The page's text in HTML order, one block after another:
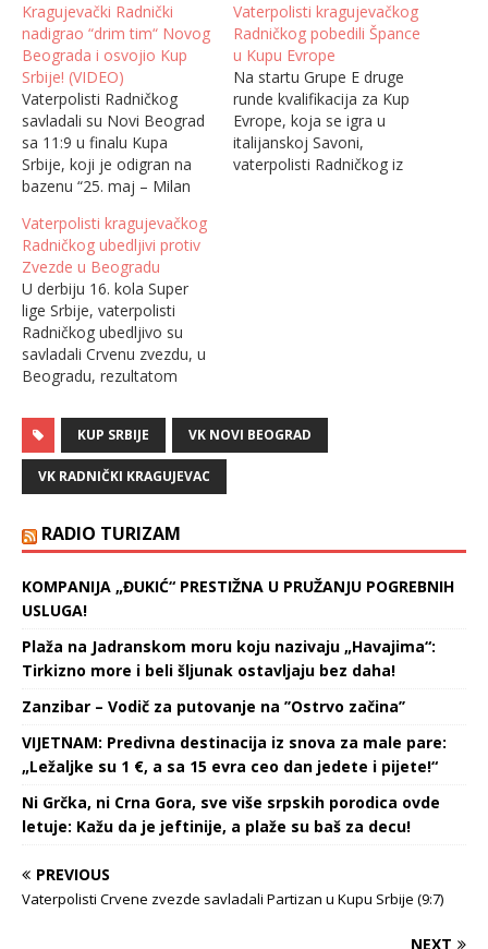
Kragujevački Radnički
nadigrao “drim tim“ Novog
Beograda i osvojio Kup
Srbije! (VIDEO)
Vaterpolisti Radničkog
savladali su Novi Beograd
sa 11:9 u finalu Kupa
Srbije, koji je odigran na
bazenu “25. maj – Milan
vaterpolo predstava dva
rivala u finalu Kupa. Velika
borba, puno plivanja,
ključalo je u bazenu na
Dorćolu. Favorizovani
Novi Beograd je sjajno
krenuo, usledio je
preokret…
Vaterpolisti kragujevačkog
Radničkog pobedili Špance
u Kupu Evrope
Na startu Grupe E druge
runde kvalifikacija za Kup
Evrope, koja se igra u
italijanskoj Savoni,
vaterpolisti Radničkog iz
Vaterpolisti kragujevačkog
Radničkog ubedljivi protiv
Zvezde u Beogradu
U derbiju 16. kola Super
lige Srbije, vaterpolisti
Radničkog ubedljivo su
savladali Crvenu zvezdu, u
Beogradu, rezultatom
revanširali za poraz u
finalu Kupa. Kragujevčani
su zadržali pet bodova
prednosti nad Novim
imaće šansu da overe
prvo mesto u ligaškom
KUP SRBIJE VK NOVI BEOGRAD
VK RADNIČKI KRAGUJEVAC
RADIO TURIZAM
KOMPANIJA „ĐUKIĆ“ PRESTIŽNA U PRUŽANJU POGREBNIH
USLUGA!
Plaža na Jadranskom moru koju nazivaju „Havajima“:
Tirkizno more i beli šljunak ostavljaju bez daha!
Zanzibar – Vodič za putovanje na ’’Ostrvo začina’’
VIJETNAM: Predivna destinacija iz snova za male pare:
„Ležaljke su 1 €, a sa 15 evra ceo dan jedete i pijete!“
Ni Grčka, ni Crna Gora, sve više srpskih porodica ovde
letuje: Kažu da je jeftinije, a plaže su baš za decu!
PREVIOUS
Vaterpolisti Crvene zvezde savladali Partizan u Kupu Srbije (9:7)
NEXT